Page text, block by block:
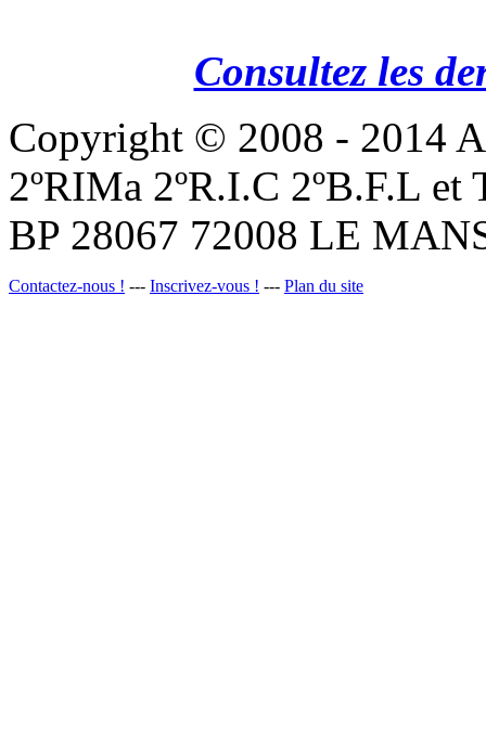
Consultez les
Copyright © 2008 - 2014
2ºRIMa 2ºR.I.C 2ºB.F.L
BP 28067 72008 LE
Contactez-nous ! --- Inscrivez-vous ! --- Plan du site